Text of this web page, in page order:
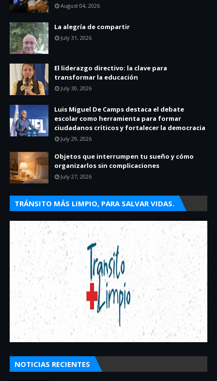
August 04, 2026
La alegría de compartir
July 31, 2026
El liderazgo directivo: la clave para
transformar la educación
July 30, 2026
Luis Miguel De Camps destaca el debate
escolar como herramienta para formar
ciudadanos críticos y fortalecer la democracia
July 29, 2026
Objetos que interrumpen tu sueño y cómo
organizarlos sin complicaciones
July 27, 2026
TRÁNSITO MÁS LIMPIO, PARA SALVAR VIDAS.
NOTICIAS RECIENTES